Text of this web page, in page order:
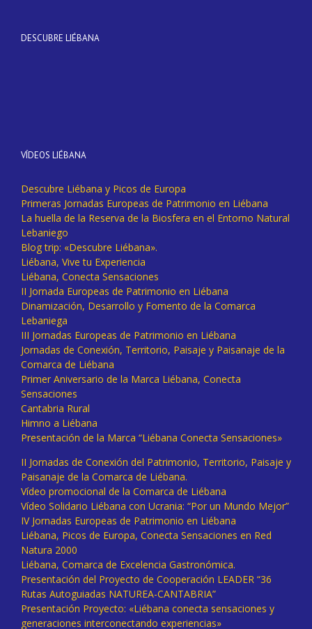
DESCUBRE LIÉBANA
VÍDEOS LIÉBANA
Descubre Liébana y Picos de Europa
Primeras Jornadas Europeas de Patrimonio en Liébana
La huella de la Reserva de la Biosfera en el Entorno Natural
Lebaniego
Blog trip: «Descubre Liébana».
Liébana, Vive tu Experiencia
Liébana, Conecta Sensaciones
II Jornada Europeas de Patrimonio en Liébana
Dinamización, Desarrollo y Fomento de la Comarca
Lebaniega
III Jornadas Europeas de Patrimonio en Liébana
Jornadas de Conexión, Territorio, Paisaje y Paisanaje de la
Comarca de Liébana
Primer Aniversario de la Marca Liébana, Conecta
Sensaciones
Cantabria Rural
Himno a Liébana
Presentación de la Marca “Liébana Conecta Sensaciones»
II Jornadas de Conexión del Patrimonio, Territorio, Paisaje y
Paisanaje de la Comarca de Liébana.
Vídeo promocional de la Comarca de Liébana
Vídeo Solidario Liébana con Ucrania: “Por un Mundo Mejor”
IV Jornadas Europeas de Patrimonio en Liébana
Liébana, Picos de Europa, Conecta Sensaciones en Red
Natura 2000
Liébana, Comarca de Excelencia Gastronómica.
Presentación del Proyecto de Cooperación LEADER “36
Rutas Autoguiadas NATUREA-CANTABRIA”
Presentación Proyecto: «Liébana conecta sensaciones y
generaciones interconectando experiencias»